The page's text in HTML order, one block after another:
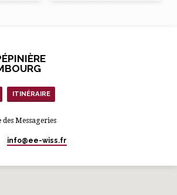
ITINÉRAIRE
Messageries
info​@ee-wiss.fr